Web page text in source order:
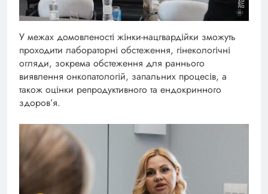
У межах домовленості жінки-нацгвардійки зможуть
проходити лабораторні обстеження, гінекологічні
огляди, зокрема обстеження для раннього
виявлення онкопатологій, запальних процесів, а
також оцінки репродуктивного та ендокринного
здоров’я.